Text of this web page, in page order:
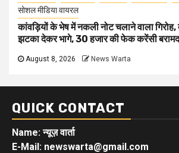
सोशल मीडिया वायरल
कांवड़ियों के भेष में नकली नोट चलाने वाला
झटका देकर भागे, 30 हजार की फेक करेंसी बरामद
August 8, 2026 News Warta
QUICK CONTACT
Name: न्यूज़ वार्ता
E-Mail: newswarta@gmail.com